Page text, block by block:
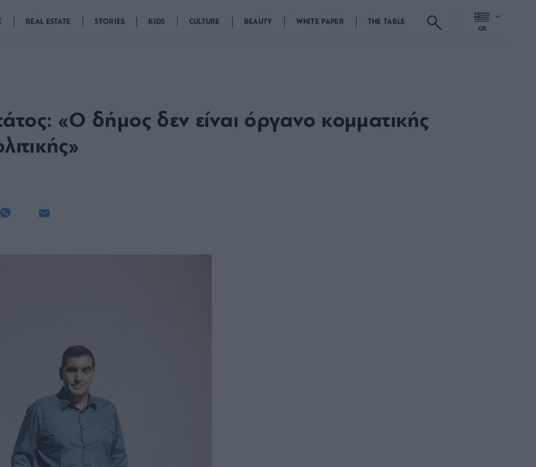
REAL ESTATE STORIES KIDS CULTURE BEAUTY WHITE PAPER THE TABLE
GR
«Ο δήμος δεν είναι όργανο κομματικής